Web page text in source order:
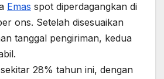
Emas spot diperdagangkan di
ons. Setelah disesuaikan
tanggal pengiriman, kedua
28% tahun ini, dengan